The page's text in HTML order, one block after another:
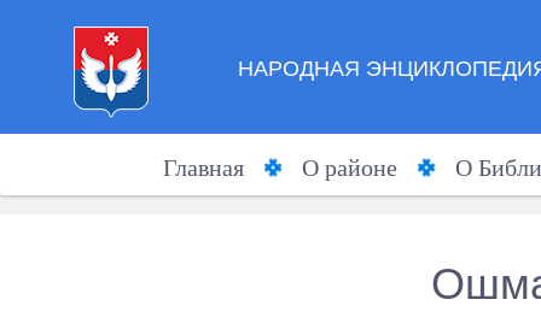
НАРОДНАЯ
Главная О районе О